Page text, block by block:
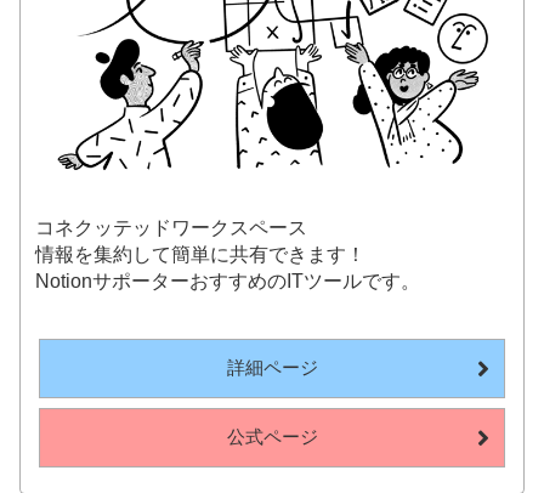
コネクッテッドワークスペース
情報を集約して簡単に共有できます！
NotionサポーターおすすめのITツールです。
詳細ページ
公式ページ